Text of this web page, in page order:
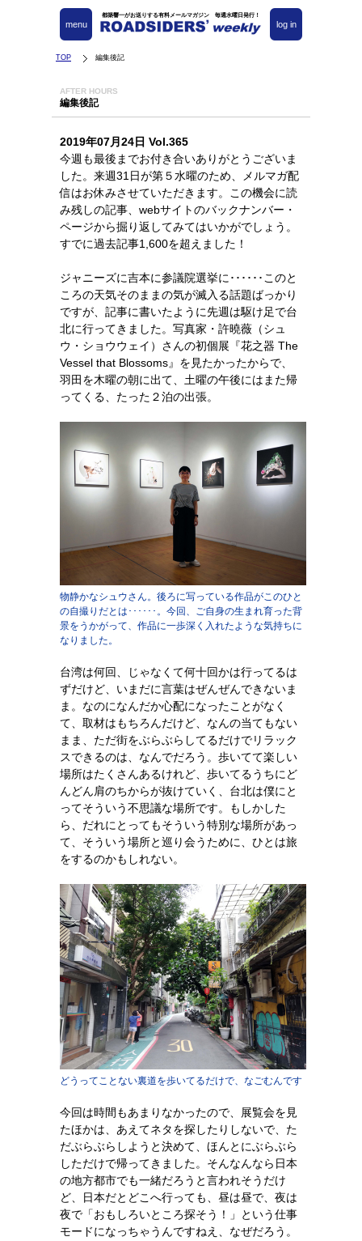
都築響一がお送りする有料メールマガジン 毎週水曜日発行！
log in
menu
TOP 編集後記
AFTER HOURS
編集後記
2019年07月24日 Vol.365
今週も最後までお付き合いありがとうございま
した。来週31日が第５水曜のため、メルマガ配
信はお休みさせていただきます。この機会に読
み残しの記事、webサイトのバックナンバー・
ページから掘り返してみてはいかがでしょう。
すでに過去記事1,600を超えました！
ジャニーズに吉本に参議院選挙に･･････このと
ころの天気そのままの気が滅入る話題ばっかり
ですが、記事に書いたように先週は駆け足で台
北に行ってきました。写真家・許曉薇（シュ
ウ・ショウウェイ）さんの初個展『花之器 The
Vessel that Blossoms』を見たかったからで、
羽田を木曜の朝に出て、土曜の午後にはまた帰
ってくる、たった２泊の出張。
物静かなシュウさん。後ろに写っている作品がこのひと
の自撮りだとは･･････。今回、ご自身の生まれ育った背
景をうかがって、作品に一歩深く入れたような気持ちに
なりました。
台湾は何回、じゃなくて何十回かは行ってるは
ずだけど、いまだに言葉はぜんぜんできないま
ま。なのになんだか心配になったことがなく
て、取材はもちろんだけど、なんの当てもない
まま、ただ街をぶらぶらしてるだけでリラック
スできるのは、なんでだろう。歩いてて楽しい
場所はたくさんあるけれど、歩いてるうちにど
んどん肩のちからが抜けていく、台北は僕にと
ってそういう不思議な場所です。もしかした
ら、だれにとってもそういう特別な場所があっ
て、そういう場所と巡り会うために、ひとは旅
をするのかもしれない。
どうってことない裏道を歩いてるだけで、なごむんです
今回は時間もあまりなかったので、展覧会を見
たほかは、あえてネタを探したりしないで、た
だぶらぶらしようと決めて、ほんとにぶらぶら
しただけで帰ってきました。そんなんなら日本
の地方都市でも一緒だろうと言われそうだけ
ど、日本だとどこへ行っても、昼は昼で、夜は
夜で「おもしろいところ探そう！」という仕事
モードになっちゃうんですねえ、なぜだろう。